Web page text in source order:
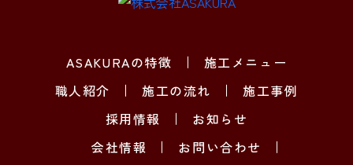
ASAKURAの特徴
施工メニュー
職人紹介
施工の流れ
施工事例
採用情報
お知らせ
会社情報
お問い合わせ